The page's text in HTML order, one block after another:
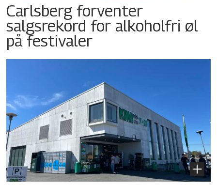
Carlsberg forventer
salgsrekord for alkoholfri øl
på festivaler